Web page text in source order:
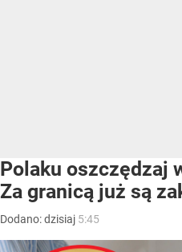
Polaku oszczędzaj
Za granicą już są
Dodano:dzisiaj 5:45